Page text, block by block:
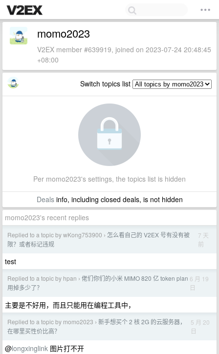
momo2023
V2EX member #639919, joined on 2023-07-24 20:48:45
+08:00
Switch topics list
Per momo2023's settings, the topics list is hidden
Dealsinfo, including closed deals, is not hidden
momo2023's recent replies
Replied to a topic by wKong753900 › 怎么看自己的 V2EX 号有没有被
限？或者标记违规
7 天
前
test
Replied to a topic by hpan › 佬们你们的小米 MIMO 820 亿 token plan
用掉多少了？
6 月 19
日
主要是不好用，而且只能用在编程工具中，
Replied to a topic by momo2023 › 新手想买个 2 核 2G 的云服务器，
在哪里买性价比高？
5 月 20
日
@longxinglink 图片打不开